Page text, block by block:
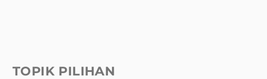
TOPIK PILIHAN